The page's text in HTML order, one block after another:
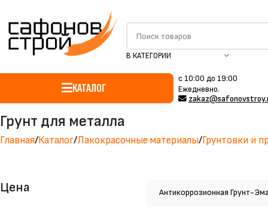
В КАТЕГОРИИ
КАТАЛОГ
c 10:00 до 19:00
Ежедневно.
Грунт для металла
Главная Каталог Лакокрасочные материалы Грунтовки и
Цена Антикоррозионная Грунт-